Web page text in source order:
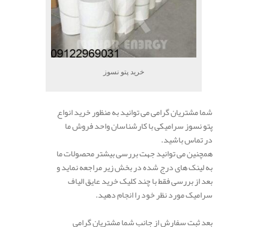
خرید پتو نسوز
شما مشتریان گرامی می توانید به منظور خرید انواع
پتو نسوز سرامیکی با کارشناسان واحد فروش ما
در تماس باشید.
همچنین می توانید جهت بررسی بیشتر محصولات ما
به لینک های درج شده در بخش زیر مراجعه نماید و
بعد از بررسی فقط با چند کلیک خرید عایق الیاف
سرامیک مورد نظر خود را انجام دهید.
بعد ثبت سفارش از جانب شما مشتریان گرامی